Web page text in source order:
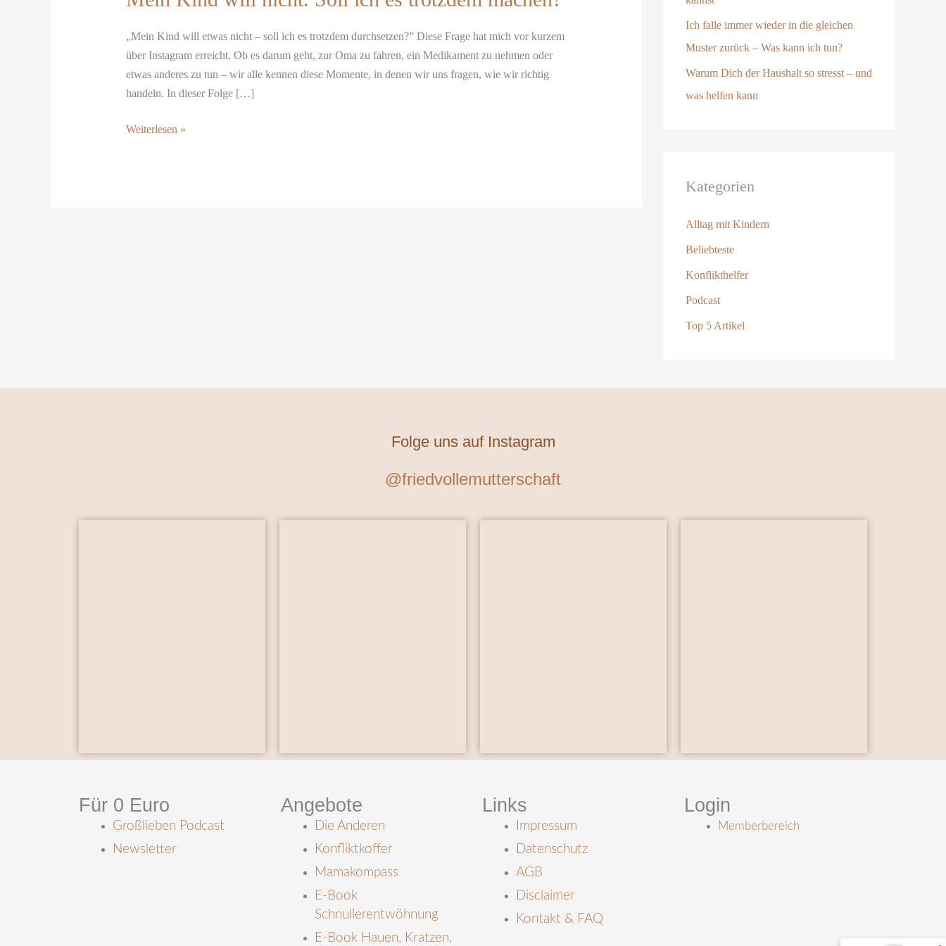
„Mein Kind will etwas nicht – soll ich es trotzdem durchsetzen?” Diese Frage hat mich vor kurzem
über Instagram erreicht. Ob es darum geht, zur Oma zu fahren, ein Medikament zu nehmen oder
etwas anderes zu tun – wir alle kennen diese Momente, in denen wir uns fragen, wie wir richtig
handeln. In dieser Folge […]
Soll
ich
es
trotzdem
Weiterlesen »
a
c
h
:
Ich falle immer wieder in die gleichen
Muster zurück – Was kann ich tun?
Warum Dich der Haushalt so stresst – und
was helfen kann
Kategorien
Alltag mit Kindern
Beliebteste
Konflikthelfer
Podcast
Top 5 Artikel
Folge uns auf Instagram
@friedvollemutterschaft
Für 0 Euro
Großlieben Podcast
Newsletter
Angebote
Die Anderen
Konfliktkoffer
Mamakompass
E-Book
Schnullerentwöhnung
E-Book Hauen, Kratzen,
Links
Impressum
Datenschutz
AGB
Disclaimer
Kontakt & FAQ
Login
Memberbereich